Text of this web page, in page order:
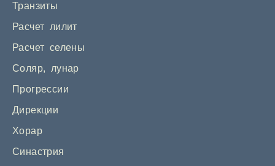
Транзиты
Расчет лилит
Расчет селены
Соляр, лунар
Прогрессии
Дирекции
Хорар
Синастрия